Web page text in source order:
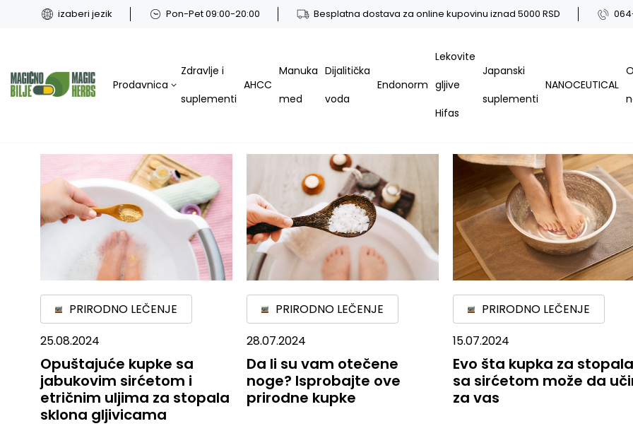
izaberi jezik Pon-Pet 09:00-20:00 Besplatna dostava za online kupovinu iznad 5000 RSD
Prodavnica
Zdravlje i
suplementi
AHCC
Manuka
med
Dijalitička
voda
Endonorm
Lekovite
gljive
Hifas
Japanski
suplementi
NANOCEUTICAL
PRIRODNO LEČENJE
25.08.2024
Opuštajuće kupke sa
jabukovim sirćetom i
etričnim uljima za stopala
sklona gljivicama
PRIRODNO LEČENJE
28.07.2024
Da li su vam otečene
noge? Isprobajte ove
prirodne kupke
PRIRODNO LEČENJE
15.07.2024
Evo šta kupka za stopala
sa sirćetom može da
za vas